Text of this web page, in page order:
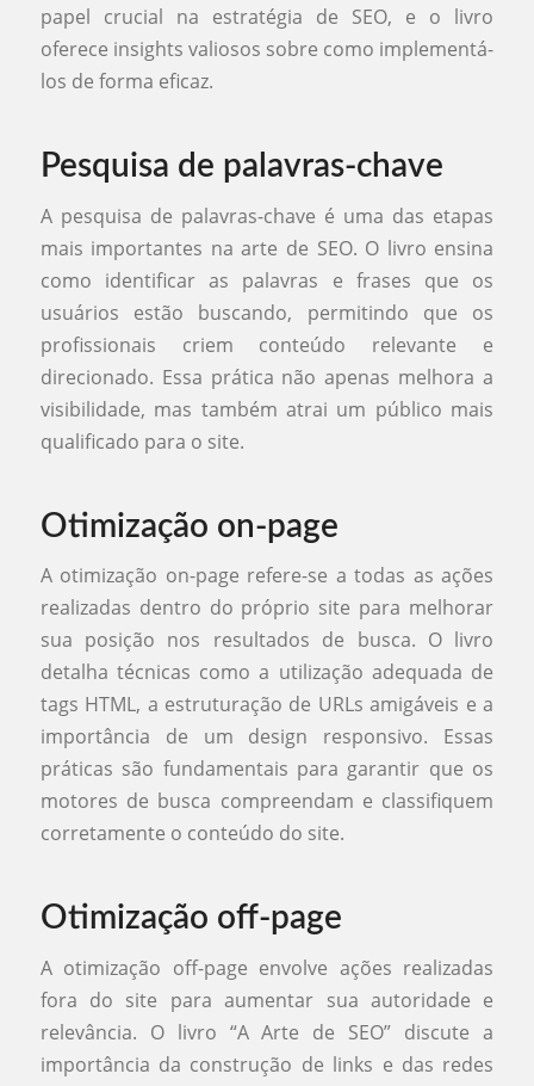
papel crucial na estratégia de SEO, e o livro
oferece insights valiosos sobre como implementá-
los de forma eficaz.
Pesquisa de palavras-chave
A pesquisa de palavras-chave é uma das etapas
mais importantes na arte de SEO. O livro ensina
como identificar as palavras e frases que os
usuários estão buscando, permitindo que os
profissionais criem conteúdo relevante e
direcionado. Essa prática não apenas melhora a
visibilidade, mas também atrai um público mais
qualificado para o site.
Otimização on-page
A otimização on-page refere-se a todas as ações
realizadas dentro do próprio site para melhorar
sua posição nos resultados de busca. O livro
detalha técnicas como a utilização adequada de
tags HTML, a estruturação de URLs amigáveis e a
importância de um design responsivo. Essas
práticas são fundamentais para garantir que os
motores de busca compreendam e classifiquem
corretamente o conteúdo do site.
Otimização off-page
A otimização off-page envolve ações realizadas
fora do site para aumentar sua autoridade e
relevância. O livro “A Arte de SEO” discute a
importância da construção de links e das redes